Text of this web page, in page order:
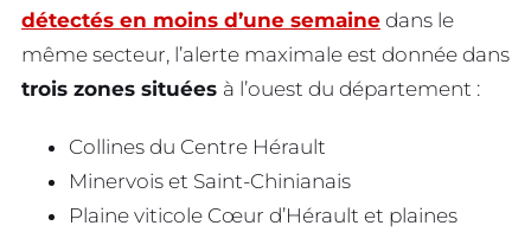
détectés en moins d’une semaine dans le
même secteur, l’alerte maximale est donnée dans
trois zones situées à l’ouest du département :
Collines du Centre Hérault
Minervois et Saint-Chinianais
Plaine viticole Cœur d’Hérault et plaines